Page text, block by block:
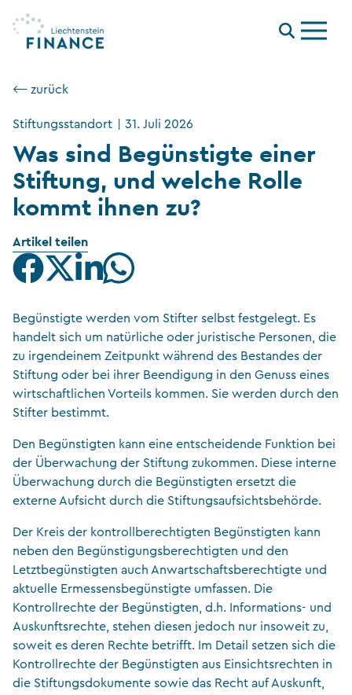
Menu
⟵ zurück
Stiftungsstandort 31. Juli 2026
Was sind Begünstigte einer
Stiftung, und welche Rolle
kommt ihnen zu?
Artikel teilen
Begünstigte werden vom Stifter selbst festgelegt. Es
handelt sich um natürliche oder juristische Personen, die
zu irgendeinem Zeitpunkt während des Bestandes der
Stiftung oder bei ihrer Beendigung in den Genuss eines
wirtschaftlichen Vorteils kommen. Sie werden durch den
Stifter bestimmt.
Den Begünstigten kann eine entscheidende Funktion bei
der Überwachung der Stiftung zukommen. Diese interne
Überwachung durch die Begünstigten ersetzt die
externe Aufsicht durch die Stiftungsaufsichtsbehörde.
Der Kreis der kontrollberechtigten Begünstigten kann
neben den Begünstigungsberechtigten und den
Letztbegünstigten auch Anwartschaftsberechtigte und
aktuelle Ermessensbegünstigte umfassen. Die
Kontrollrechte der Begünstigten, d.h. Informations- und
Auskunftsrechte, stehen diesen jedoch nur insoweit zu,
soweit es deren Rechte betrifft. Im Detail setzen sich die
Kontrollrechte der Begünstigten aus Einsichtsrechten in
die Stiftungsdokumente sowie das Recht auf Auskunft,